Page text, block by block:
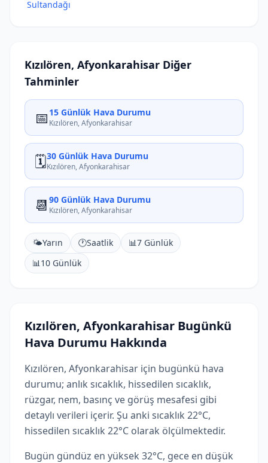
Sultandağı
Kızılören, Afyonkarahisar Diğer
Tahminler
📅 15 Günlük Hava Durumu
Kızılören, Afyonkarahisar
🗓️30 Günlük Hava Durumu
Kızılören, Afyonkarahisar
📆 90 Günlük Hava Durumu
Kızılören, Afyonkarahisar
🌤️Yarın 🕐Saatlik 📊7 Günlük
📊10 Günlük
Kızılören, Afyonkarahisar Bugünkü
Hava Durumu Hakkında
Kızılören, Afyonkarahisar için bugünkü hava
durumu; anlık sıcaklık, hissedilen sıcaklık,
rüzgar, nem, basınç ve görüş mesafesi gibi
detaylı verileri içerir. Şu anki sıcaklık 22°C,
hissedilen sıcaklık 22°C olarak ölçülmektedir.
Bugün gündüz en yüksek 32°C, gece en düşük